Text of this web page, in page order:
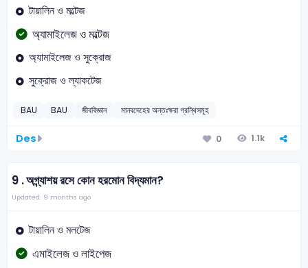
টায়ালিন ও মল্টেজ
অ্যামাইলেজ ও মল্টেজ
অ্যামাইলেজ ও সুক্রোজ
সুক্রোজ ও ল্যাকটেজ
BAU BAU জীববিজ্ঞান মানবদেহের অন্তঃক্ষরা গ্রন্থিসমূহ
Des 0 1.1k
9 .অগ্ন্যাশয় রসে কোন হরমোন বিদ্যমান?
Updated: 9 months ago
টায়ালিন ও মলটেজ
এমাইলেজ ও লাইপেজ